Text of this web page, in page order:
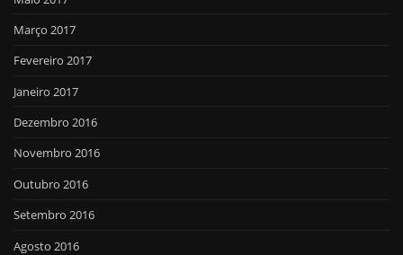
Março 2017
Fevereiro 2017
Janeiro 2017
Dezembro 2016
Novembro 2016
Outubro 2016
Setembro 2016
Agosto 2016